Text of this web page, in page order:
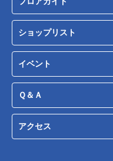
ショップリスト
イベント
Ｑ＆Ａ
アクセス